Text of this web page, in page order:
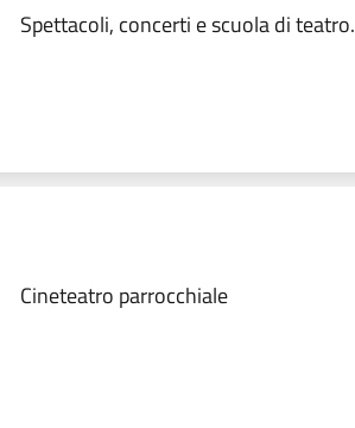
Spettacoli, concerti e scuola di teatro.
Cineteatro parrocchiale